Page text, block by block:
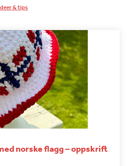
& tips
norske flagg – oppskrift